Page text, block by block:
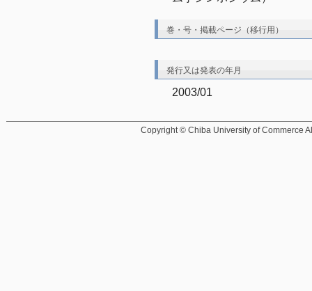
巻・号・掲載ページ（移行用）
発行又は発表の年月
2003/01